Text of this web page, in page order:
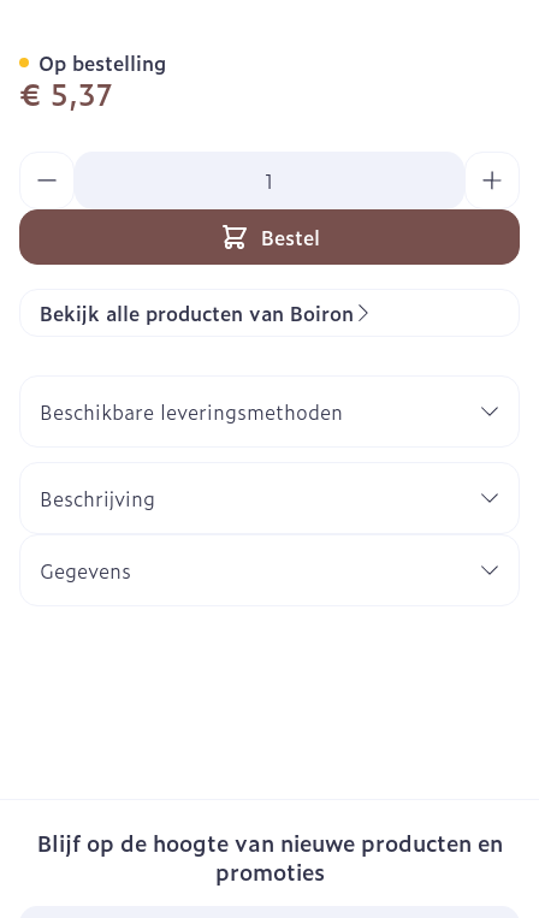
€ 5,37
Bestel
Op bestelling
Bekijk alle producten van Boiron
Beschikbare leveringsmethoden
Beschrijving
Gegevens
Blijf op de hoogte van nieuwe producten en
promoties